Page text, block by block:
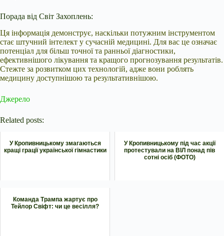
Порада від Світ Захоплень:
Ця інформація демонструє, наскільки потужним інструментом
стає штучний інтелект у сучасній медицині. Для вас це означає
потенціал для більш точної та ранньої діагностики,
ефективнішого лікування та кращого прогнозування результатів.
Стежте за розвитком цих технологій, адже вони роблять
медицину доступнішою та результативнішою.
Джерело
Related posts:
У Кропивницькому змагаються
кращі грації української гімнастики
У Кропивницькому під час акції
протестували на ВІЛ понад пів
сотні осіб (ФОТО)
Команда Трампа жартує про
Тейлор Свіфт: чи це весілля?